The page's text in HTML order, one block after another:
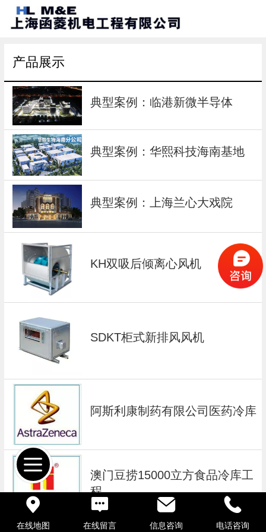
产品展示
典型案例：临港新微半导体
典型案例：华熙科技海南基地
典型案例：上海兰心大戏院
KH双吸后倾离心风机
SDKT柜式新排风风机
阿斯利康制药有限公司医药冷库
澳门豆捞15000立方食品冷库工
程
在线地图 在线留言 信息咨询 电话咨询